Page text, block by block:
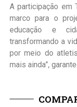
A participação em
marco para o
educação e
transformando a
por meio do
mais ainda”,